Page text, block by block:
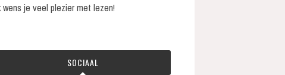
wens je veel plezier met lezen!
SOCIAAL